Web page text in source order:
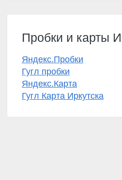
Пробки и карты
Яндекс.Пробки
Гугл пробки
Яндекс.Карта
Гугл Карта Иркутска